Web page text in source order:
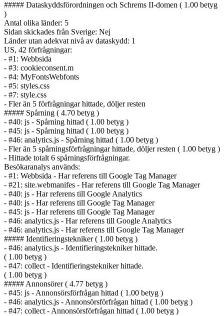
##### Dataskyddsförordningen och Schrems II-domen ( 1.00 betyg
)
Antal olika länder: 5
Sidan skickades från Sverige: Nej
Länder utan adekvat nivå av dataskydd: 1
US, 42 förfrågningar:
- #1: Webbsida
- #3: cookieconsent.m
- #4: MyFontsWebfonts
- #5: styles.css
- #7: style.css
- Fler än 5 förfrågningar hittade, döljer resten
##### Spårning ( 4.70 betyg )
- #40: js - Spårning hittad ( 1.00 betyg )
- #45: js - Spårning hittad ( 1.00 betyg )
- #46: analytics.js - Spårning hittad ( 1.00 betyg )
- Fler än 5 spårnings­förfrågningar hittade, döljer resten ( 1.00 betyg )
- Hittade totalt 6 spårnings­förfrågningar.
Besökaranalys används:
- #1: Webbsida - Har referens till Google Tag Manager
- #21: site.webmanifes - Har referens till Google Tag Manager
- #40: js - Har referens till Google Analytics
- #40: js - Har referens till Google Tag Manager
- #45: js - Har referens till Google Tag Manager
- #46: analytics.js - Har referens till Google Analytics
- #46: analytics.js - Har referens till Google Tag Manager
##### Identifierings­tekniker ( 1.00 betyg )
- #46: analytics.js - Identifierings­tekniker hittade.
( 1.00 betyg )
- #47: collect - Identifierings­tekniker hittade.
( 1.00 betyg )
##### Annonsörer ( 4.77 betyg )
- #45: js - Annonsörs­förfrågan hittad ( 1.00 betyg )
- #46: analytics.js - Annonsörs­förfrågan hittad ( 1.00 betyg )
- #47: collect - Annonsörs­förfrågan hittad ( 1.00 betyg )